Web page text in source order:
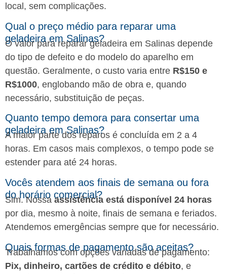
local, sem complicações.
Qual o preço médio para reparar uma
geladeira em Salinas?
O valor para reparar geladeira em Salinas depende
do tipo de defeito e do modelo do aparelho em
questão. Geralmente, o custo varia entre R$150 e
R$1000, englobando mão de obra e, quando
necessário, substituição de peças.
Quanto tempo demora para consertar uma
geladeira em Salinas?
A maior parte dos reparos é concluída em 2 a 4
horas. Em casos mais complexos, o tempo pode se
estender para até 24 horas.
Vocês atendem aos finais de semana ou fora
do horário comercial?
Sim. Nossa assistência está disponível 24 horas
por dia, mesmo à noite, finais de semana e feriados.
Atendemos emergências sempre que for necessário.
Quais formas de pagamento são aceitas?
Trabalhamos com opções variadas de pagamento:
Pix, dinheiro, cartões de crédito e débito, e